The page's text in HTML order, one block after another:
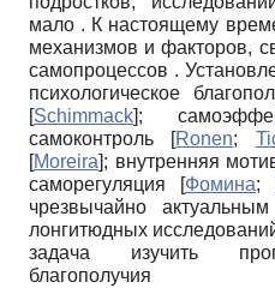
мало . К настоящему
механизмов и факторов,
самопроцессов .
психологическое
[Schimmack];
самоконтроль [Ronen;
[Moreira]; внутренняя
саморегуляция
[Фомина;
чрезвычайно
лонгитюдных
задача изучить
благополучия